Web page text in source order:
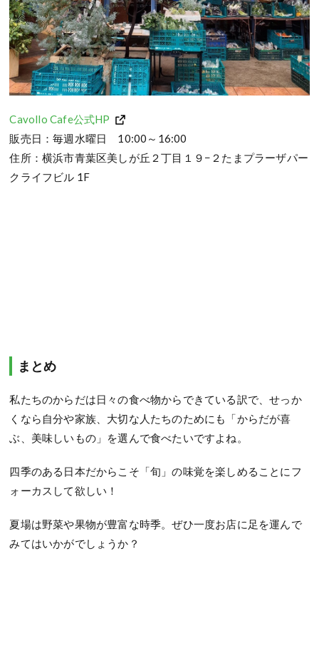
Cavollo Cafe公式HP
販売日：毎週水曜日 10:00～16:00
住所：横浜市青葉区美しが丘２丁目１９−２たまプラーザパー
クライフビル 1F
まとめ
私たちのからだは日々の食べ物からできている訳で、せっか
くなら自分や家族、大切な人たちのためにも「からだが喜
ぶ、美味しいもの」を選んで食べたいですよね。
四季のある日本だからこそ「旬」の味覚を楽しめることにフ
ォーカスして欲しい！
夏場は野菜や果物が豊富な時季。ぜひ一度お店に足を運んで
みてはいかがでしょうか？